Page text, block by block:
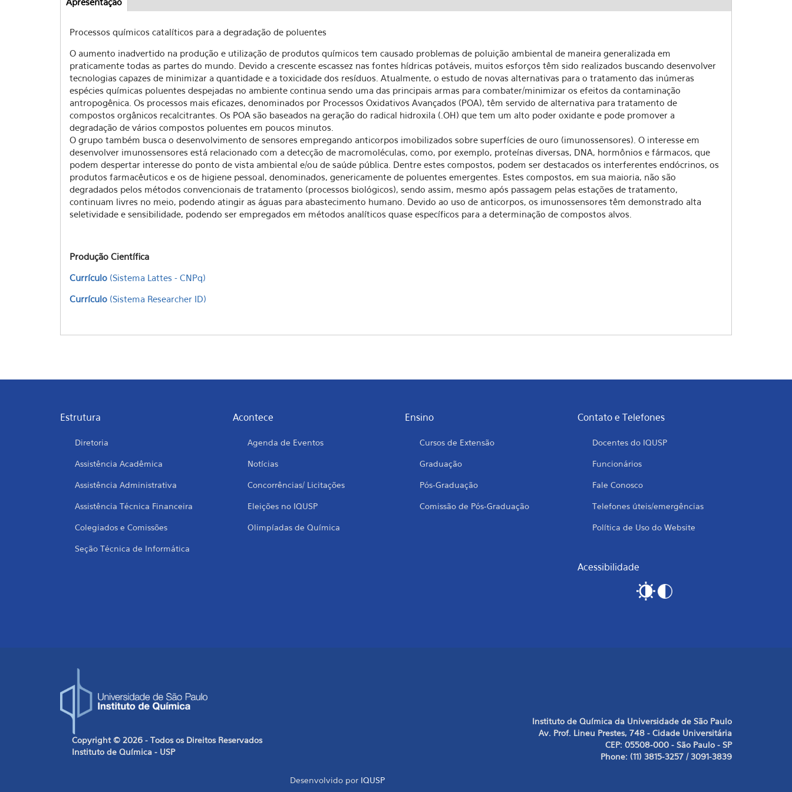
Abas
tab)
Processos químicos catalíticos para a degradação de poluentes
O aumento inadvertido na produção e utilização de produtos químicos tem causado problemas de poluição ambiental de maneira generalizada em
praticamente todas as partes do mundo. Devido a crescente escassez nas fontes hídricas potáveis, muitos esforços têm sido realizados buscando desenvolver
tecnologias capazes de minimizar a quantidade e a toxicidade dos resíduos. Atualmente, o estudo de novas alternativas para o tratamento das inúmeras
espécies químicas poluentes despejadas no ambiente continua sendo uma das principais armas para combater/minimizar os efeitos da contaminação
antropogênica. Os processos mais eficazes, denominados por Processos Oxidativos Avançados (POA), têm servido de alternativa para tratamento de
compostos orgânicos recalcitrantes. Os POA são baseados na geração do radical hidroxila (.OH) que tem um alto poder oxidante e pode promover a
degradação de vários compostos poluentes em poucos minutos.
O grupo também busca o desenvolvimento de sensores empregando anticorpos imobilizados sobre superfícies de ouro (imunossensores). O interesse em
desenvolver imunossensores está relacionado com a detecção de macromoléculas, como, por exemplo, proteínas diversas, DNA, hormônios e fármacos, que
podem despertar interesse do ponto de vista ambiental e/ou de saúde pública. Dentre estes compostos, podem ser destacados os interferentes endócrinos, os
produtos farmacêuticos e os de higiene pessoal, denominados, genericamente de poluentes emergentes. Estes compostos, em sua maioria, não são
degradados pelos métodos convencionais de tratamento (processos biológicos), sendo assim, mesmo após passagem pelas estações de tratamento,
continuam livres no meio, podendo atingir as águas para abastecimento humano. Devido ao uso de anticorpos, os imunossensores têm demonstrado alta
seletividade e sensibilidade, podendo ser empregados em métodos analíticos quase específicos para a determinação de compostos alvos.
Produção Científica
Currículo (Sistema Lattes - CNPq)
Currículo (Sistema Researcher ID)
Estrutura
Diretoria
Assistência Acadêmica
Assistência Administrativa
Assistência Técnica Financeira
Colegiados e Comissões
Seção Técnica de Informática
Acontece
Agenda de Eventos
Notícias
Concorrências/ Licitações
Eleições no IQUSP
Olimpíadas de Química
Ensino
Cursos de Extensão
Graduação
Pós-Graduação
Comissão de Pós-Graduação
Contato e Telefones
Docentes do IQUSP
Funcionários
Fale Conosco
Telefones úteis/emergências
Política de Uso do Website
Acessibilidade
Copyright © 2026 - Todos os Direitos Reservados
Instituto de Química - USP
Instituto de Química da Universidade de São Paulo
Av. Prof. Lineu Prestes, 748 - Cidade Universitária
CEP: 05508-000 - São Paulo - SP
Phone: (11) 3815-3257 / 3091-3839
Desenvolvido por IQUSP